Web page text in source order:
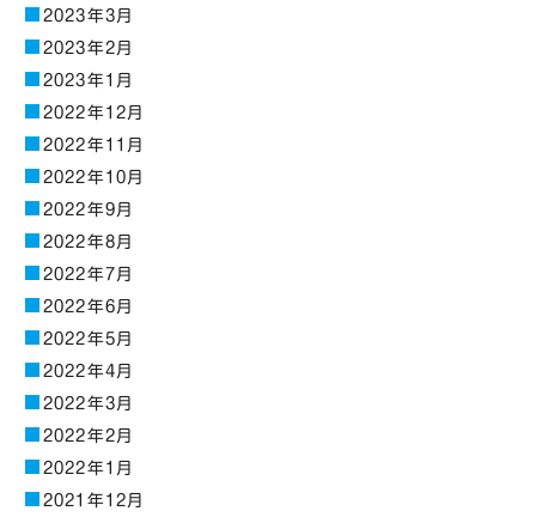
2023年3月
2023年2月
2023年1月
2022年12月
2022年11月
2022年10月
2022年9月
2022年8月
2022年7月
2022年6月
2022年5月
2022年4月
2022年3月
2022年2月
2022年1月
2021年12月